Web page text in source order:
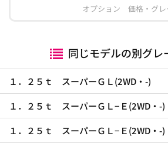
オプション
価格・グレ
同じモデルの別グレ
１．２５ｔ スーパーＧＬ(2WD・-)
１．２５ｔ スーパーＧＬ−Ｅ(2WD・-)
１．２５ｔ スーパーＧＬ−Ｅ(2WD・-)